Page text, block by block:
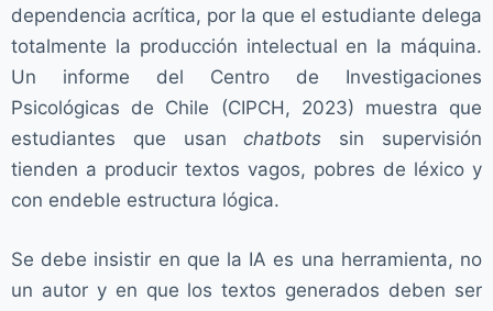
dependencia acrítica, por la que el estudiante delega
totalmente la producción intelectual en la máquina.
Un informe del Centro de Investigaciones
Psicológicas de Chile (CIPCH, 2023) muestra que
estudiantes que usanchatbots sin supervisión
tienden a producir textos vagos, pobres de léxico y
con endeble estructura lógica.
Se debe insistir en que la IA es una herramienta, no
un autor y en que los textos generados deben ser